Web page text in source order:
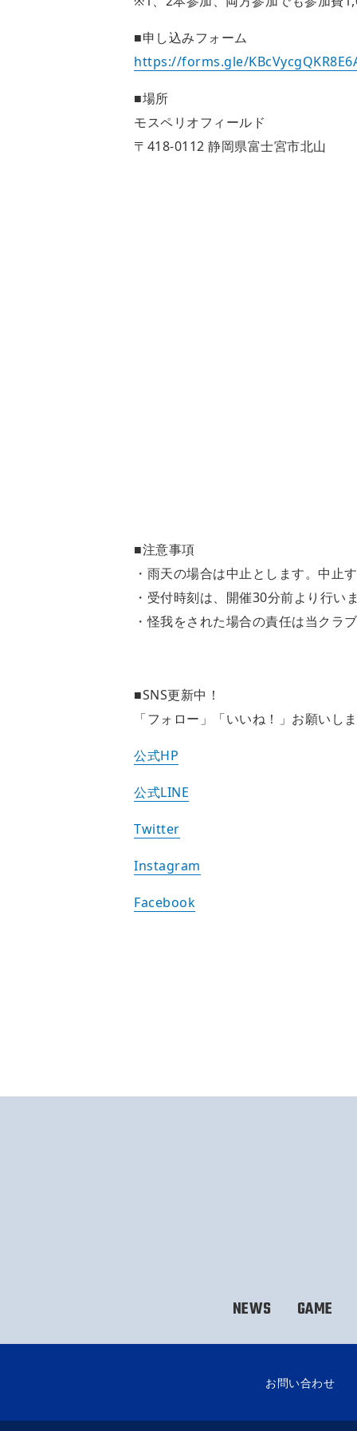
■申し込みフォーム
https://forms.gle/
■場所
モスペリオフィールド
〒418-0112 静岡県富士宮市北山
■注意事項
・雨天の場合は中止とします。中止
・受付時刻は、開催30分前より行い
・怪我をされた場合の責任は当クラ
■SNS更新中！
「フォロー」「いいね！」お願いしま
公式HP
公式LINE
Twitter
Instagram
Facebook
NEWS GAME
お問い合わせ